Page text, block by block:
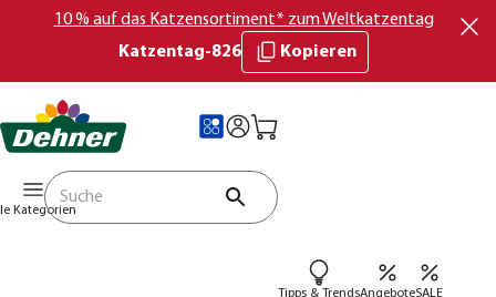
10 % auf das Katzensortiment* zum Weltkatzentag
Katzentag-826
Kopieren
Kategorien
Tipps & TrendsAngeboteSALE